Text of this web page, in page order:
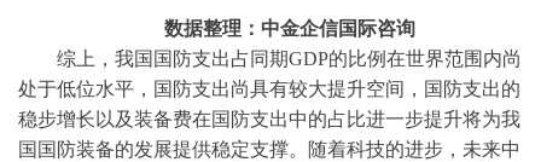
数据整理：中金企信国际咨询
综上，我国国防支出占同期GDP的比例在世界范围内尚
处于低位水平，国防支出尚具有较大提升空间，国防支出的
稳步增长以及装备费在国防支出中的占比进一步提升将为我
国国防装备的发展提供稳定支撑。随着科技的进步，未来中